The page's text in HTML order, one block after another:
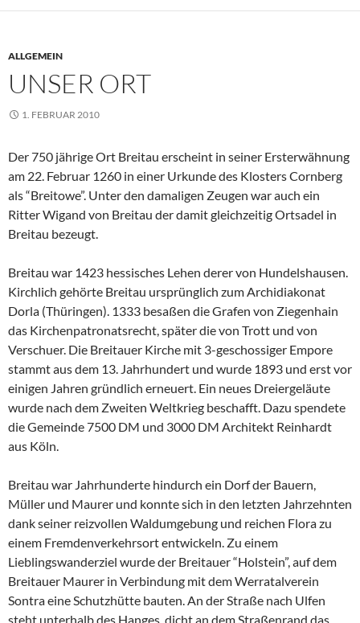
ALLGEMEIN
UNSER ORT
1. FEBRUAR 2010
Der 750 jährige Ort Breitau erscheint in seiner Ersterwähnung
am 22. Februar 1260 in einer Urkunde des Klosters Cornberg
als “Breitowe”. Unter den damaligen Zeugen war auch ein
Ritter Wigand von Breitau der damit gleichzeitig Ortsadel in
Breitau bezeugt.
Breitau war 1423 hessisches Lehen derer von Hundelshausen.
Kirchlich gehörte Breitau ursprünglich zum Archidiakonat
Dorla (Thüringen). 1333 besaßen die Grafen von Ziegenhain
das Kirchenpatronatsrecht, später die von Trott und von
Verschuer. Die Breitauer Kirche mit 3-geschossiger Empore
stammt aus dem 13. Jahrhundert und wurde 1893 und erst vor
einigen Jahren gründlich erneuert. Ein neues Dreiergeläute
wurde nach dem Zweiten Weltkrieg beschafft. Dazu spendete
die Gemeinde 7500 DM und 3000 DM Architekt Reinhardt
aus Köln.
Breitau war Jahrhunderte hindurch ein Dorf der Bauern,
Müller und Maurer und konnte sich in den letzten Jahrzehnten
dank seiner reizvollen Waldumgebung und reichen Flora zu
einem Fremdenverkehrsort entwickeln. Zu einem
Lieblingswanderziel wurde der Breitauer “Holstein”, auf dem
Breitauer Maurer in Verbindung mit dem Werratalverein
Sontra eine Schutzhütte bauten. An der Straße nach Ulfen
steht unterhalb des Hanges, dicht an dem Straßenrand das